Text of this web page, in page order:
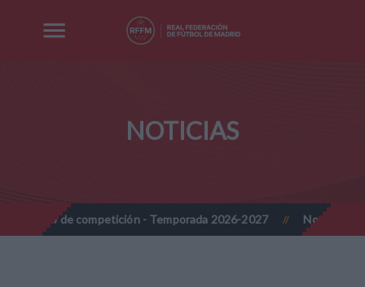
NOTICIAS
competición - Temporada 2026-2027 // Nota Informativa